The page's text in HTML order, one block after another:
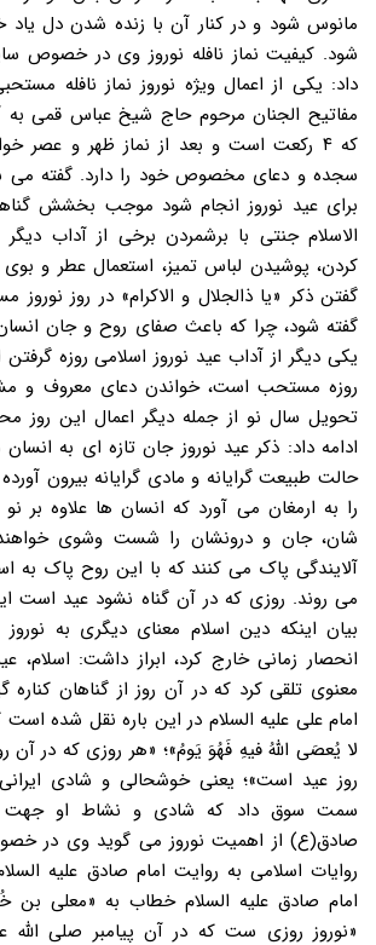
مانوس شود و در کنار آن با زنده شدن دل یاد
شود. کیفیت نماز نافله نوروز وی در خصوص
داد: یکی از اعمال ویژه نوروز نماز نافله
مفاتیح الجنان مرحوم حاج شیخ عباس قمی
که ۴ رکعت است و بعد از نماز ظهر و عصر
سجده و دعای مخصوص خود را دارد. گفته می
برای عید نوروز انجام شود موجب بخشش
الاسلام جنتی با برشمردن برخی از آداب
کردن، پوشیدن لباس تمیز، استعمال عطر و
گفتن ذکر «یا ذالجلال و الاکرام» در روز
گفته شود، چرا که باعث صفای روح و جان
یکی دیگر از آداب عید نوروز اسلامی روزه
روزه مستحب است، خواندن دعای معروف و
تحویل سال نو از جمله دیگر اعمال این
ادامه داد: ذکر عید نوروز جان تازه ای به
حالت طبیعت گرایانه و مادی گرایانه بیرون
را به ارمغان می آورد که انسان ها علاوه بر
شان، جان و درونشان را شست وشوی
آلایندگی پاک می کنند که با این روح پاک به
می روند. روزی که در آن گناه نشود عید است
بیان اینکه دین اسلام معنای دیگری به
انحصار زمانی خارج کرد، ابراز داشت: اسلام،
معنوی تلقی کرد که در آن روز از گناهان
امام علی علیه السلام در این باره نقل شده
لا یُعصَی اللهُ فیهِ فَهُوَ یَومُ»؛ «هر روزی که در آن
روز عید است»؛ یعنی خوشحالی و شادی
سمت سوق داد که شادی و نشاط او جهت
صادق(ع) از اهمیت نوروز می گوید وی در
روایات اسلامی به روایت امام صادق علیه
امام صادق علیه السلام خطاب به «معلی بن
«نوروز روزی ست که در آن پیامبر صلی الله